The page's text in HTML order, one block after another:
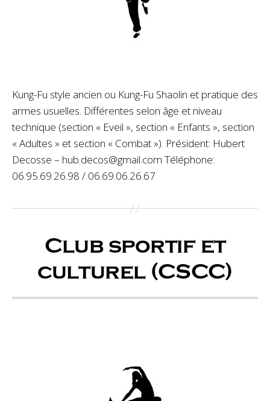
Kung-Fu style ancien ou Kung-Fu Shaolin et pratique des
armes usuelles. Différentes selon âge et niveau
technique (section « Eveil », section « Enfants », section
« Adultes » et section « Combat »). Président: Hubert
Decosse – hub.decos@gmail.com Téléphone:
06.95.69.26.98 / 06.69.06.26.67
Club sportif et
culturel (CSCC)